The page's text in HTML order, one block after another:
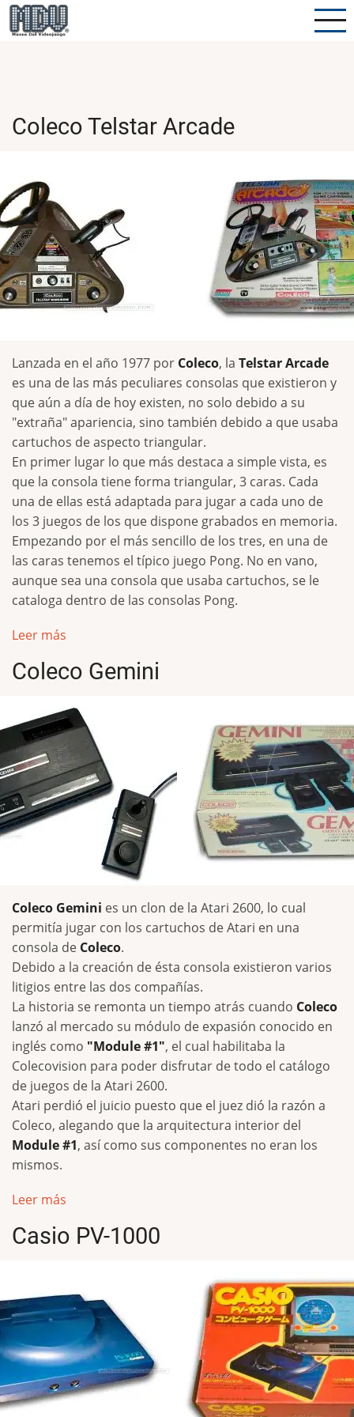
Pasar
al
Coleco Telstar Arcade
Lanzada en el año 1977 por Coleco, la Telstar Arcade
es una de las más peculiares consolas que existieron y
que aún a día de hoy existen, no solo debido a su
"extraña" apariencia, sino también debido a que usaba
cartuchos de aspecto triangular.
En primer lugar lo que más destaca a simple vista, es
que la consola tiene forma triangular, 3 caras. Cada
una de ellas está adaptada para jugar a cada uno de
los 3 juegos de los que dispone grabados en memoria.
Empezando por el más sencillo de los tres, en una de
las caras tenemos el típico juego Pong. No en vano,
aunque sea una consola que usaba cartuchos, se le
cataloga dentro de las consolas Pong.
Leer más
Coleco Gemini
Coleco Gemini es un clon de la Atari 2600, lo cual
permitía jugar con los cartuchos de Atari en una
consola de Coleco.
Debido a la creación de ésta consola existieron varios
litigios entre las dos compañías.
La historia se remonta un tiempo atrás cuando Coleco
lanzó al mercado su módulo de expasión conocido en
inglés como "Module #1", el cual habilitaba la
Colecovision para poder disfrutar de todo el catálogo
de juegos de la Atari 2600.
Atari perdió el juicio puesto que el juez dió la razón a
Coleco, alegando que la arquitectura interior del
Module #1, así como sus componentes no eran los
mismos.
Leer más
Casio PV-1000